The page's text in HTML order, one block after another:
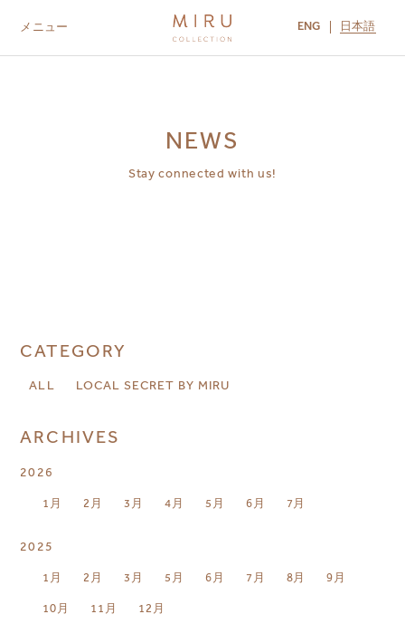
メニュー ENG 日本語
NEWS
Stay connected with us!
CATEGORY
ALL LOCAL SECRET BY MIRU
ARCHIVES
2026
1月 2月 3月 4月 5月 6月 7月
2025
1月 2月 3月 5月 6月 7月 8月 9月
10月 11月 12月